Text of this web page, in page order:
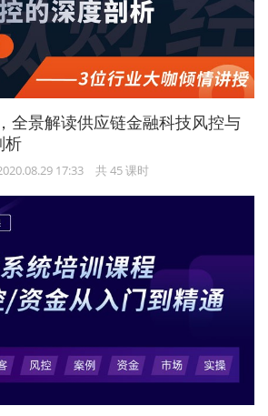
全景解读供应链金融科技风控与
析
17:33 共 45 课时